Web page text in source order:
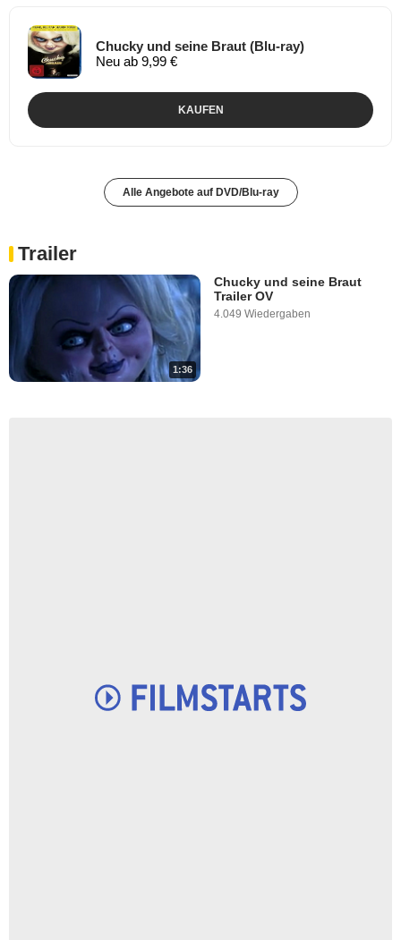
Chucky und seine Braut (Blu-ray)
Neu ab 9,99 €
KAUFEN
Alle Angebote auf DVD/Blu-ray
Trailer
1:36
Chucky und seine Braut
Trailer OV
4.049 Wiedergaben